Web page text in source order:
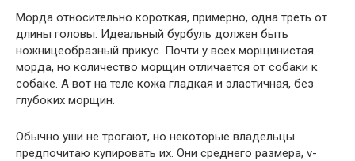
Морда относительно короткая, примерно, одна треть от
длины головы. Идеальный бурбуль должен быть
ножницеобразный прикус. Почти у всех морщинистая
морда, но количество морщин отличается от собаки к
собаке. А вот на теле кожа гладкая и эластичная, без
глубоких морщин.
Обычно уши не трогают, но некоторые владельцы
предпочитаю купировать их. Они среднего размера, v-